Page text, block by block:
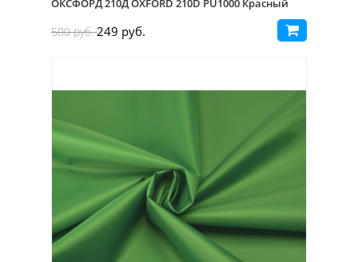
ОКСФОРД 210Д OXFORD 210D PU1000 Красный
500 руб.249 руб.